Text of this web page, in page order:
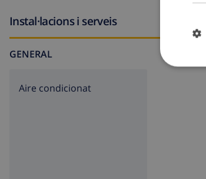
Instal·lacions i serveis
GENERAL
Aire condicionat